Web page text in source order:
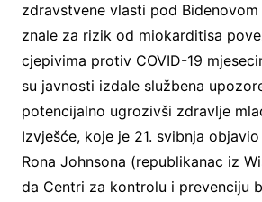
zdravstvene vlasti pod
znale za rizik od miokarditisa
cjepivima protiv COVID-19
su javnosti izdale službena
potencijalno ugrozivši zdravlje
Izvješće, koje je 21. svibnja
Rona Johnsona (republikanac iz
da Centri za kontrolu i prevenciju